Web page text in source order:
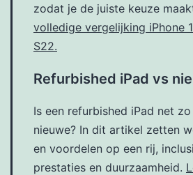
zodat je de juiste keuze
volledige vergelijking iPhone
S22.
Refurbished iPad vs
Is een refurbished iPad net
nieuwe? In dit artikel zetten
en voordelen op een rij,
prestaties en duurzaamheid.